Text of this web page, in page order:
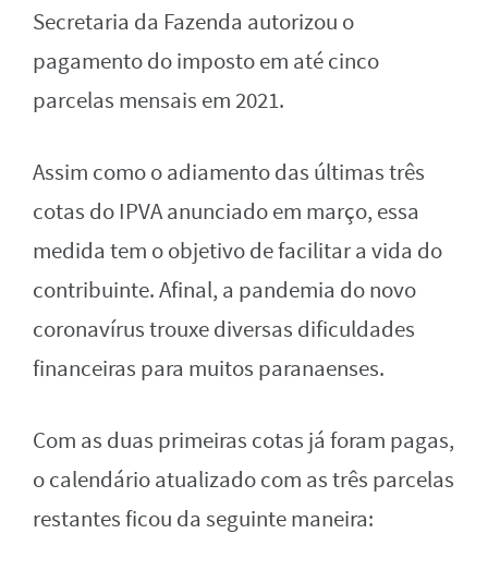
Secretaria da Fazenda autorizou o
pagamento do imposto em até cinco
parcelas mensais em 2021.
Assim como o adiamento das últimas três
cotas do IPVA anunciado em março, essa
medida tem o objetivo de facilitar a vida do
contribuinte. Afinal, a pandemia do novo
coronavírus trouxe diversas dificuldades
financeiras para muitos paranaenses.
Com as duas primeiras cotas já foram pagas,
o calendário atualizado com as três parcelas
restantes ficou da seguinte maneira: